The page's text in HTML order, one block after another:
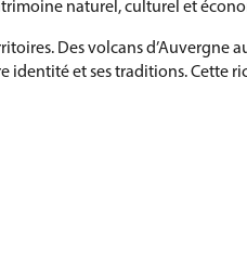
naturel, culturel et
Des volcans d’Auvergne
identité et ses traditions. Cette